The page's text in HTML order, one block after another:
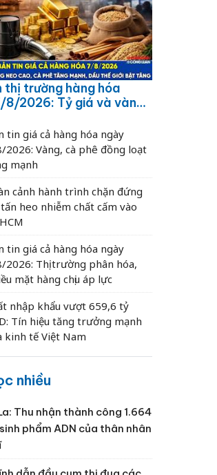
thị trường hàng hóa
8/2026: Tỷ giá và vàng
giới bật tăng
tin giá cả hàng hóa ngày
2026: Vàng, cà phê đồng loạt
mạnh
cảnh hành trình chặn đứng
heo nhiễm chất cấm vào
tin giá cả hàng hóa ngày
2026: Thị trường phân hóa,
mặt hàng chịu áp lực
nhập khẩu vượt 659,6 tỷ
Tín hiệu tăng trưởng mạnh
kinh tế Việt Nam
nhiều
Thu nhận thành công 1.664
phẩm ADN của thân nhân